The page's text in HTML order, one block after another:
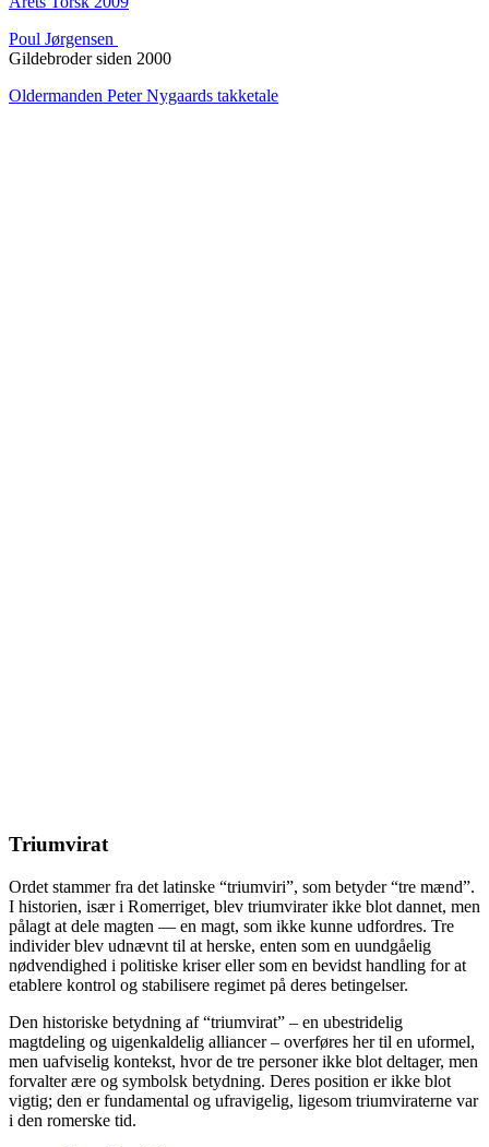
Poul Jørgensen
Gildebroder siden 2000
Oldermanden Peter Nygaards takketale
Triumvirat
Ordet stammer fra det latinske “triumviri”, som betyder “tre mænd”.
I historien, især i Romerriget, blev triumvirater ikke blot dannet, men
pålagt at dele magten — en magt, som ikke kunne udfordres. Tre
individer blev udnævnt til at herske, enten som en uundgåelig
nødvendighed i politiske kriser eller som en bevidst handling for at
etablere kontrol og stabilisere regimet på deres betingelser.
Den historiske betydning af “triumvirat” – en ubestridelig
magtdeling og uigenkaldelig alliancer – overføres her til en uformel,
men uafviselig kontekst, hvor de tre personer ikke blot deltager, men
forvalter ære og symbolsk betydning. Deres position er ikke blot
vigtig; den er fundamental og ufravigelig, ligesom triumviraterne var
i den romerske tid.